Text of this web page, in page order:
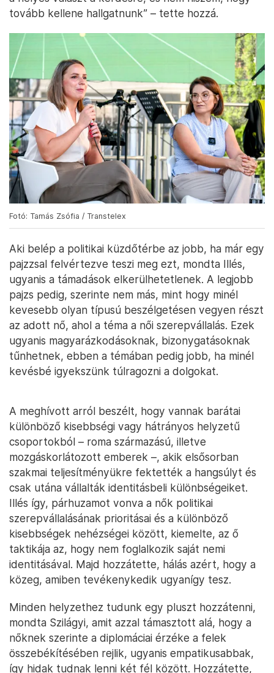
tovább kellene hallgatnunk” – tette hozzá.
Fotó: Tamás Zsófia / Transtelex
Aki belép a politikai küzdőtérbe az jobb, ha már egy
pajzzsal felvértezve teszi meg ezt, mondta Illés,
ugyanis a támadások elkerülhetetlenek. A legjobb
pajzs pedig, szerinte nem más, mint hogy minél
kevesebb olyan típusú beszélgetésen vegyen részt
az adott nő, ahol a téma a női szerepvállalás. Ezek
ugyanis magyarázkodásoknak, bizonygatásoknak
tűnhetnek, ebben a témában pedig jobb, ha minél
kevésbé igyekszünk túlragozni a dolgokat.
A meghívott arról beszélt, hogy vannak barátai
különböző kisebbségi vagy hátrányos helyzetű
csoportokból – roma származású, illetve
mozgáskorlátozott emberek –, akik elsősorban
szakmai teljesítményükre fektették a hangsúlyt és
csak utána vállalták identitásbeli különbségeiket.
Illés így, párhuzamot vonva a nők politikai
szerepvállalásának prioritásai és a különböző
kisebbségek nehézségei között, kiemelte, az ő
taktikája az, hogy nem foglalkozik saját nemi
identitásával. Majd hozzátette, hálás azért, hogy a
közeg, amiben tevékenykedik ugyanígy tesz.
Minden helyzethez tudunk egy pluszt hozzátenni,
mondta Szilágyi, amit azzal támasztott alá, hogy a
nőknek szerinte a diplomáciai érzéke a felek
összebékítésében rejlik, ugyanis empatikusabbak,
így hidak tudnak lenni két fél között. Hozzátette,